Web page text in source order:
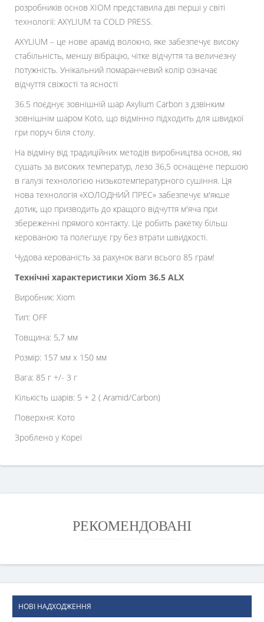
розробників основ XIOM представила дві перші у світі
технології: AXYLIUM та COLD PRESS.
AXYLIUM – це нове арамід волокно, яке забезпечує високу
стабільність, меншу вібрацію, чітке відчуття та величезну
потужність. Унікальний помаранчевий колір означає
відчуття свіжості та ясності
36.5 поєднує зовнішній шар Axylium Carbon з дзвінким
зовнішнім шаром Koto, що відмінно підходить для швидкої
гри поруч біля столу.
На відміну від традиційних методів виробництва основ, які
сушать за високих температур, лезо 36,5 оснащене першою
в галузі технологією низькотемпературного сушіння. Ця
нова технологія «ХОЛОДНИЙ ПРЕС» забезпечує м'якше
дотик, що призводить до кращого відчуття м'яча при
збереженні прямого контакту. Це робить ракетку більш
керованою та полегшує гру без втрати швидкості.
Чудова керованість за рахунок ваги всього 85 грам!
Технічні характеристики Xiom 36.5 ALX
Виробник: Xiom
Тип: OFF
Товщина: 5,7 мм
Розмір: 157 мм x 150 мм
Вага: 85 г +/- 3 г
Кількість шарів: 5 + 2 ( Aramid/Carbon)
Поверхня: Кото
Зроблено у Кореї
РЕКОМЕНДОВАНІ
НОВІ НАДХОДЖЕННЯ